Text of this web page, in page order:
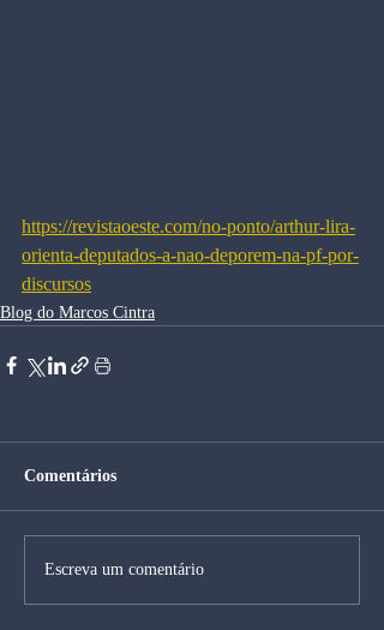
https://revistaoeste.com/no-ponto/arthur-lira-
orienta-deputados-a-nao-deporem-na-pf-por-
discursos
Blog do Marcos Cintra
Comentários
Escreva um comentário